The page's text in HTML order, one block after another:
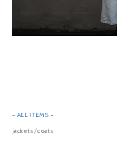
- ALL ITEMS -
jackets/coats